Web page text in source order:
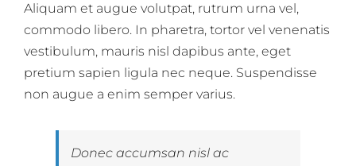
Aliquam et augue volutpat, rutrum urna vel,
commodo libero. In pharetra, tortor vel venenatis
vestibulum, mauris nisl dapibus ante, eget
pretium sapien ligula nec neque. Suspendisse
non augue a enim semper varius.
Donec accumsan nisl ac